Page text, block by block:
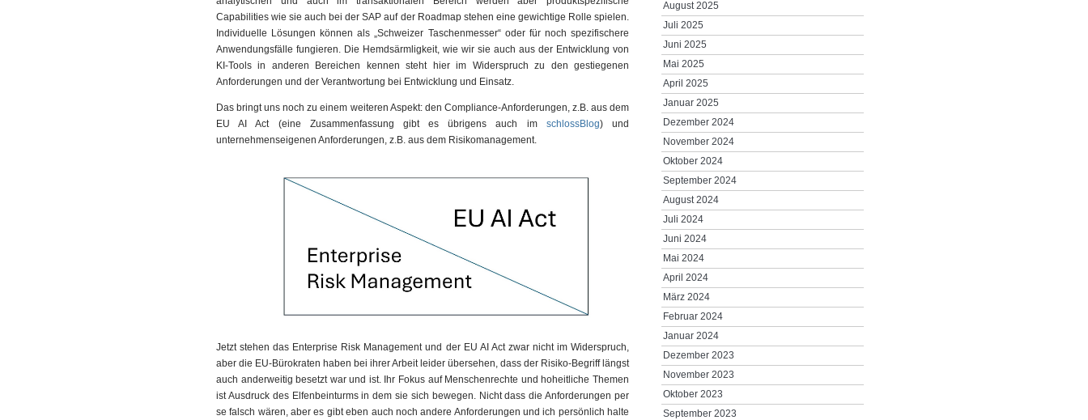
Capabilities wie sie auch bei der SAP auf der Roadmap stehen eine gewichtige Rolle spielen.
Individuelle Lösungen können als „Schweizer Taschenmesser“ oder für noch spezifischere
Anwendungsfälle fungieren. Die Hemdsärmligkeit, wie wir sie auch aus der Entwicklung von
KI-Tools in anderen Bereichen kennen steht hier im Widerspruch zu den gestiegenen
Anforderungen und der Verantwortung bei Entwicklung und Einsatz.
Das bringt uns noch zu einem weiteren Aspekt: den Compliance-Anforderungen, z.B. aus dem
EU AI Act (eine Zusammenfassung gibt es übrigens auch im schlossBlog) und
unternehmenseigenen Anforderungen, z.B. aus dem Risikomanagement.
Jetzt stehen das Enterprise Risk Management und der EU AI Act zwar nicht im Widerspruch,
aber die EU-Bürokraten haben bei ihrer Arbeit leider übersehen, dass der Risiko-Begriff längst
auch anderweitig besetzt war und ist. Ihr Fokus auf Menschenrechte und hoheitliche Themen
ist Ausdruck des Elfenbeinturms in dem sie sich bewegen. Nicht dass die Anforderungen per
se falsch wären, aber es gibt eben auch noch andere Anforderungen und ich persönlich halte
August 2025
Juli 2025
Juni 2025
Mai 2025
April 2025
Januar 2025
Dezember 2024
November 2024
Oktober 2024
September 2024
August 2024
Juli 2024
Juni 2024
Mai 2024
April 2024
März 2024
Februar 2024
Januar 2024
Dezember 2023
November 2023
Oktober 2023
September 2023